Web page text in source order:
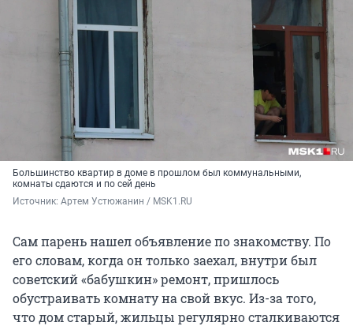
Большинство квартир в доме в прошлом был коммунальными,
комнаты сдаются и по сей день
Источник: Артем Устюжанин / MSK1.RU
Сам парень нашел объявление по знакомству. По
его словам, когда он только заехал, внутри был
советский «бабушкин» ремонт, пришлось
обустраивать комнату на свой вкус. Из-за того,
что дом старый, жильцы регулярно сталкиваются